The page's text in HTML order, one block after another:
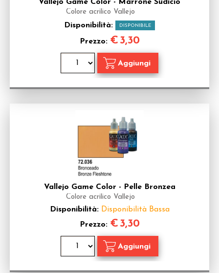
Vallejo Game Color - Marrone Sudicio
Colore acrilico Vallejo
Disponibilità: DISPONIBILE
Prezzo: € 3,30
Vallejo Game Color - Pelle Bronzea
Colore acrilico Vallejo
Disponibilità: Disponibilità Bassa
Prezzo: € 3,30